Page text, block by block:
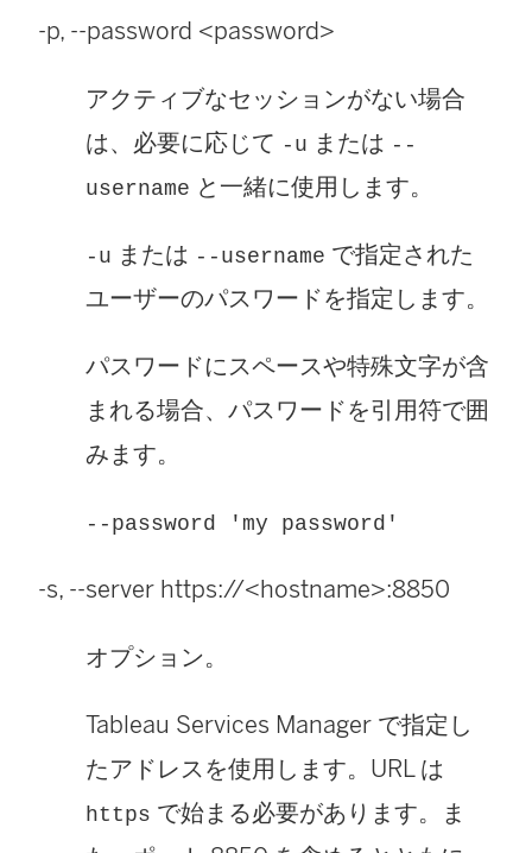
-p, --password <password>
アクティブなセッションがない場合
は、必要に応じて -u または --
username と一緒に使用します。
-u または --username で指定された
ユーザーのパスワードを指定します。
パスワードにスペースや特殊文字が含
まれる場合、パスワードを引用符で囲
みます。
--password 'my password'
-s, --server https://<hostname>:8850
オプション。
Tableau Services Manager で指定し
たアドレスを使用します。URL は
https で始まる必要があります。ま